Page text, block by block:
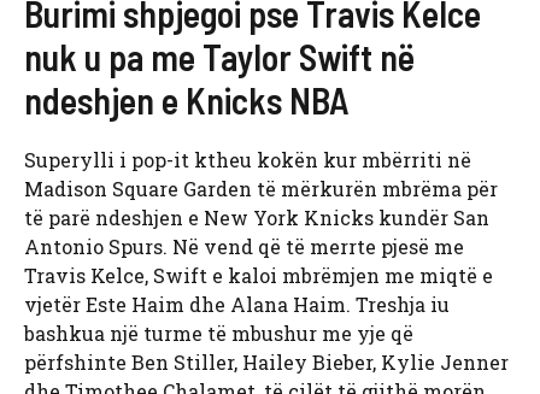
Burimi shpjegoi pse Travis Kelce
nuk u pa me Taylor Swift në
ndeshjen e Knicks NBA
Superylli i pop-it ktheu kokën kur mbërriti në
Madison Square Garden të mërkurën mbrëma për
të parë ndeshjen e New York Knicks kundër San
Antonio Spurs. Në vend që të merrte pjesë me
Travis Kelce, Swift e kaloi mbrëmjen me miqtë e
vjetër Este Haim dhe Alana Haim. Treshja iu
bashkua një turme të mbushur me yje që
përfshinte Ben Stiller, Hailey Bieber, Kylie Jenner